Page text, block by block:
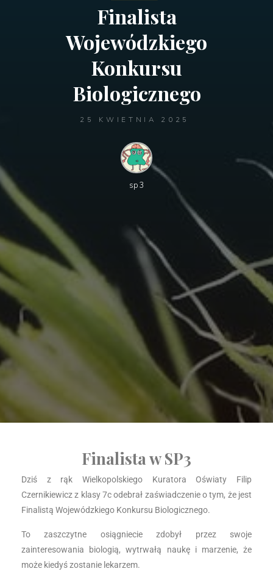
Finalista
Wojewódzkiego
Konkursu
Biologicznego
25 KWIETNIA 2025
sp3
Finalista w SP3
Dziś z rąk Wielkopolskiego Kuratora Oświaty Filip
Czernikiewicz z klasy 7c odebrał zaświadczenie o tym, że jest
Finalistą Wojewódzkiego Konkursu Biologicznego.
To zaszczytne osiągniecie zdobył przez swoje
zainteresowania biologią, wytrwałą naukę i marzenie, że
może kiedyś zostanie lekarzem.